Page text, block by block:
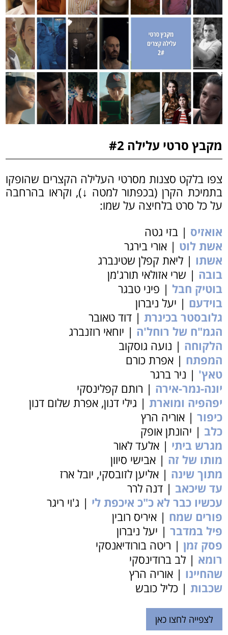
מקבץ סרטי עלילה #2
צפו בלקט סצנות מסרטי העלילה הקצרים שהופקו
בתמיכת הקרן (בכפתור למטה ↓), וקראו בהרחבה
על כל סרט בלחיצה על שמו:
אואזיס | בזי גטה
אשת לוט | אורי בירגר
אשתו | ליאת קפלן שטינברג
בובה | שרי אזולאי תורג'מן
בוטיק חבל | פיני טבגר
בוידעם | יעל ניברון
גלובסטר בכינרת | דוד טאובר
הגמ"ח של רוחל'ה | יוחאי רוזנברג
הלקוחה | נועה גוסקוב
המפתח | אפרת כורם
טאץ' | ניר ברגר
יונה-נמר-אירה | רותם קפלינסקי
יפהפיה ומוארת | גילי דנון, אפרת שלום דנון
כיפור | אוריה הרץ
כלב | יהונתן אופק
מגרש ביתי | אלעד לאור
מותו של זה | אבישי סיוון
מתוך שינה | אליען לזובסקי, יובל ארז
עד שיכאב | דנה לרר
עכשיו כבר לא כ"כ איכפת לי | ג'וי ריגר
פורים שמח | איריס רובין
פיל במדבר | יעל ניברון
פסק זמן | ריטה בורודיאנסקי
רומא | לב ברודינסקי
שהחיינו | אוריה הרץ
שכבות | כליל כובש
לצפייה לחצו כאן